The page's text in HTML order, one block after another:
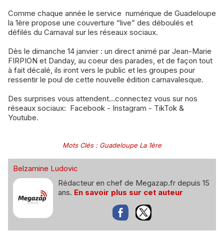
Comme chaque année le service numérique de Guadeloupe
la 1ère propose une couverture “live” des déboulés et
défilés du Carnaval sur les réseaux sociaux.
Dès le dimanche 14 janvier : un direct animé par Jean-Marie
FIRPION et Danday, au coeur des parades, et de façon tout
à fait décalé, ils iront vers le public et les groupes pour
ressentir le poul de cette nouvelle édition carnavalesque.
Des surprises vous attendent...connectez vous sur nos
réseaux sociaux: Facebook - Instagram - TikTok &
Youtube.
Mots Clés: Guadeloupe La 1ère
Belzamine Ludovic
Rédacteur en chef de Megazap.fr depuis 15
ans. En savoir plus sur cet auteur